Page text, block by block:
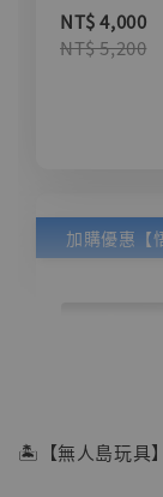
NT$ 4,000
NT$ 5,200
🏝【無人島玩具】